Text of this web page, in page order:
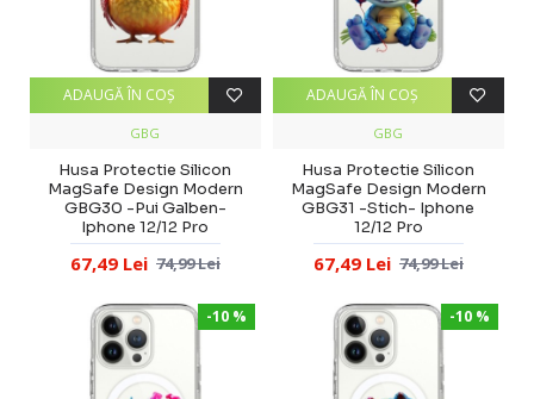
GBG
Husa Protectie Silicon
MagSafe Design Modern
GBG30 -Pui Galben-
Iphone 12/12 Pro
67,49 Lei 74,99 Lei
ADAUGĂ ÎN COŞ
GBG
Husa Protectie Silicon
MagSafe Design Modern
GBG31 -Stich- Iphone
12/12 Pro
67,49 Lei 74,99 Lei
ADAUGĂ ÎN COŞ
-10 % -10 %